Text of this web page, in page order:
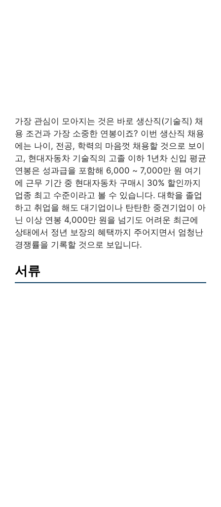
가장 관심이 모아지는 것은 바로 생산직(기술직) 채
용 조건과 가장 소중한 연봉이죠? 이번 생산직 채용
에는 나이, 전공, 학력의 마음껏 채용할 것으로 보이
고, 현대자동차 기술직의 고졸 이하 1년차 신입 평균
연봉은 성과급을 포함해 6,000 ~ 7,000만 원 여기
에 근무 기간 중 현대자동차 구매시 30% 할인까지
업종 최고 수준이라고 볼 수 있습니다. 대학을 졸업
하고 취업을 해도 대기업이나 탄탄한 중견기업이 아
닌 이상 연봉 4,000만 원을 넘기도 어려운 최근에
상태에서 정년 보장의 혜택까지 주어지면서 엄청난
경쟁률을 기록할 것으로 보입니다.
서류